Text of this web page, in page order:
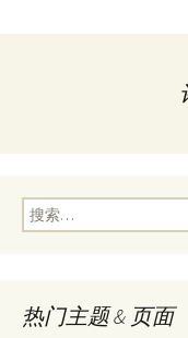
搜
索：
热门主题 & 页面